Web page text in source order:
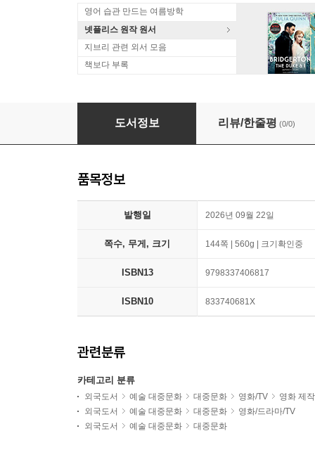
영어 습관 만드는 여름방학
넷플리스 원작 원서
지브리 관련 외서 모음
책보다 부록
The World of the Odyssey: A Visual Journey
도서정보 리뷰/한줄평 (0/0)
품목정보
발행일 2026년 09월 22일
쪽수, 무게, 크기 144쪽 | 560g | 크기확인중
ISBN13 9798337406817
ISBN10 833740681X
관련분류
카테고리 분류
외국도서 예술 대중문화 대중문화 영화/TV
영화 제
외국도서
예술 대중문화 대중문화
영화/드라마/TV
외국도서
예술 대중문화 대중문화